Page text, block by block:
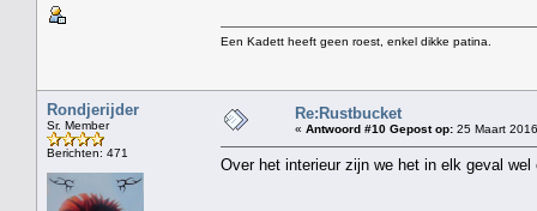
Een Kadett heeft geen roest, enkel dikke patina.
Rondjerijder
Sr. Member
Berichten: 471
Re:Rustbucket
« Antwoord #10 Gepost op: 25 Maart
Over het interieur zijn we het in elk geval